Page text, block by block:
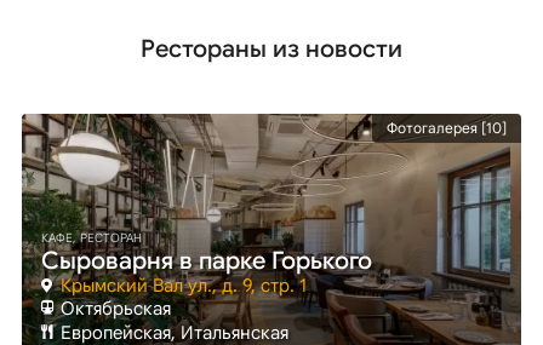
Рестораны из новости
Фотогалерея [10]
КАФЕ, РЕСТОРАН
Сыроварня в парке Горького
Крымский Вал ул., д. 9, стр. 1
Октябрьская
Европейская, Итальянская